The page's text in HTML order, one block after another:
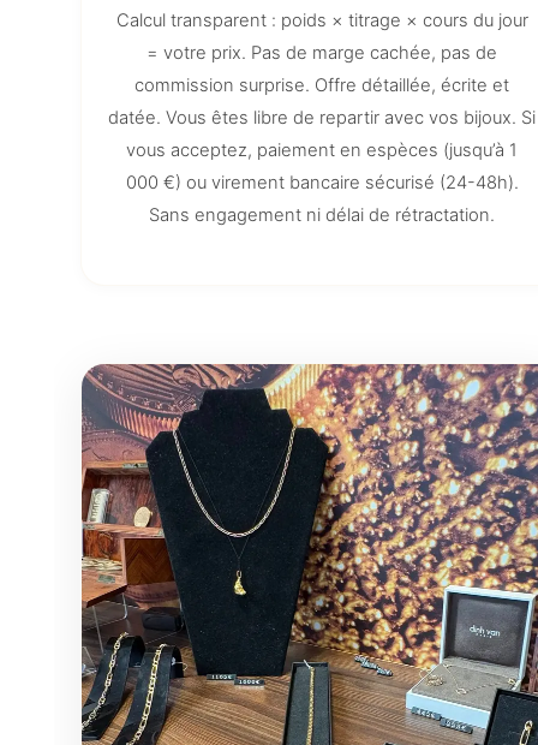
Calcul transparent : poids × titrage × cours du jour
= votre prix. Pas de marge cachée, pas de
commission surprise. Offre détaillée, écrite et
datée. Vous êtes libre de repartir avec vos bijoux. Si
vous acceptez, paiement en espèces (jusqu’à 1
000 €) ou virement bancaire sécurisé (24-48h).
Sans engagement ni délai de rétractation.